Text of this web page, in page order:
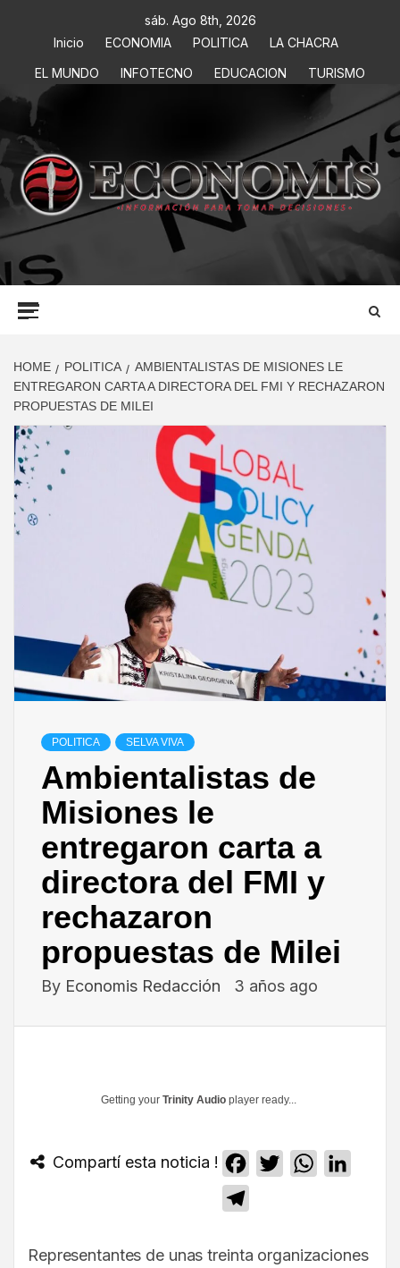
sáb. Ago 8th, 2026
Inicio
ECONOMIA POLITICA
LA CHACRA
EL MUNDO
INFOTECNO EDUCACION TURISMO
ECONOMIS
INFORMACIÓN PARA TOMAR DECISIONES
HOME POLITICA
AMBIENTALISTAS DE MISIONES LE
ENTREGARON CARTA A DIRECTORA DEL FMI Y RECHAZARON
PROPUESTAS DE MILEI
POLITICA SELVA VIVA
Ambientalistas de
Misiones le
entregaron carta a
directora del FMI y
rechazaron
propuestas de Milei
By Economis Redacción 3 años ago
Getting your Trinity Audio player ready...
Compartí esta noticia ! Facebook
TwitterWhatsApp
Representantes de unas treinta organizaciones